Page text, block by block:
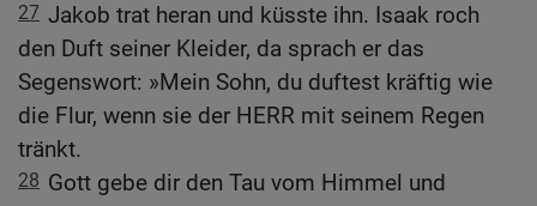
27 Jakob trat heran und küsste ihn. Isaak roch
den Duft seiner Kleider, da sprach er das
Segenswort: »Mein Sohn, du duftest kräftig wie
die Flur, wenn sie der HERR mit seinem Regen
tränkt.
28 Gott gebe dir den Tau vom Himmel und